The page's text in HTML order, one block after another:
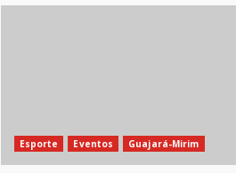
Esporte Eventos Guajará-Mirim